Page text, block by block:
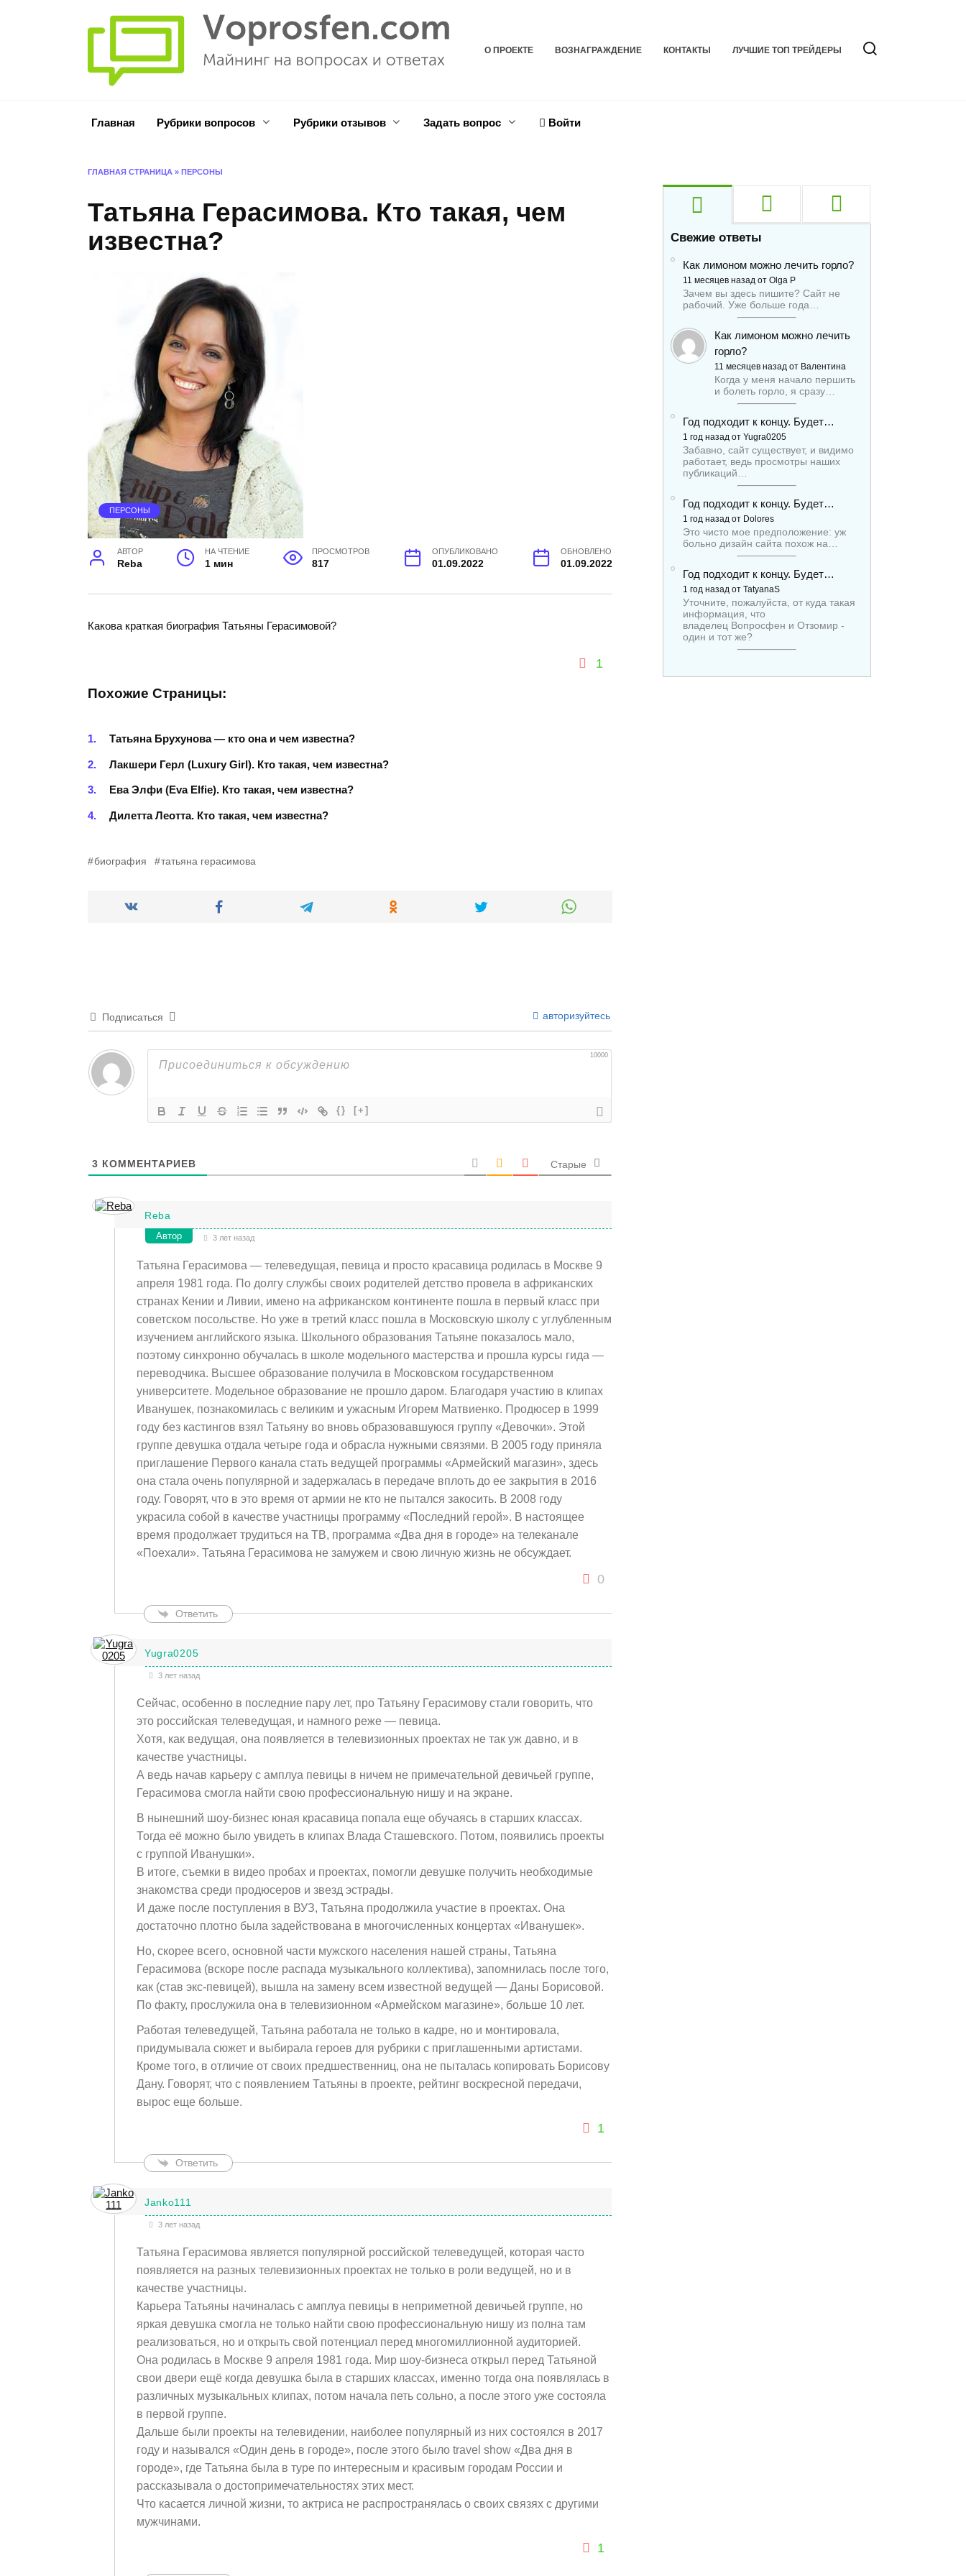
О ПРОЕКТЕ ВОЗНАГРАЖДЕНИЕ КОНТАКТЫ ЛУЧШИЕ ТОП ТРЕЙДЕРЫ
Главная Рубрики вопросов Рубрики отзывов Задать вопрос Войти
ГЛАВНАЯ СТРАНИЦА » ПЕРСОНЫ
Татьяна Герасимова. Кто такая, чем
известна?
ПЕРСОНЫ
АВТОР
Reba
НА ЧТЕНИЕ
1 мин
ПРОСМОТРОВ
817
ОПУБЛИКОВАНО
01.09.2022
ОБНОВЛЕНО
01.09.2022
Какова краткая биография Татьяны Герасимовой?
1
Похожие Страницы:
Татьяна Брухунова — кто она и чем известна?
Лакшери Герл (Luxury Girl). Кто такая, чем известна?
Ева Элфи (Eva Elfie). Кто такая, чем известна?
Дилетта Леотта. Кто такая, чем известна?
биография татьяна герасимова
Подписаться авторизуйтесь
10000
{} [+]
3 КОММЕНТАРИЕВ Старые
Reba
Автор 3 лет назад
Татьяна Герасимова — телеведущая, певица и просто красавица родилась в Москве 9
апреля 1981 года. По долгу службы своих родителей детство провела в африканских
странах Кении и Ливии, имено на африканском континенте пошла в первый класс при
советском посольстве. Но уже в третий класс пошла в Московскую школу с углубленным
изучением английского языка. Школьного образования Татьяне показалось мало,
поэтому синхронно обучалась в школе модельного мастерства и прошла курсы гида —
переводчика. Высшее образование получила в Московском государственном
университете. Модельное образование не прошло даром. Благодаря участию в клипах
Иванушек, познакомилась с великим и ужасным Игорем Матвиенко. Продюсер в 1999
году без кастингов взял Татьяну во вновь образовавшуюся группу «Девочки». Этой
группе девушка отдала четыре года и обрасла нужными связями. В 2005 году приняла
приглашение Первого канала стать ведущей программы «Армейский магазин», здесь
она стала очень популярной и задержалась в передаче вплоть до ее закрытия в 2016
году. Говорят, что в это время от армии не кто не пытался закосить. В 2008 году
украсила собой в качестве участницы программу «Последний герой». В настоящее
время продолжает трудиться на ТВ, программа «Два дня в городе» на телеканале
«Поехали». Татьяна Герасимова не замужем и свою личную жизнь не обсуждает.
0
Ответить
Yugra0205
3 лет назад
Сейчас, особенно в последние пару лет, про Татьяну Герасимову стали говорить, что
это российская телеведущая, и намного реже — певица.
Хотя, как ведущая, она появляется в телевизионных проектах не так уж давно, и в
качестве участницы.
А ведь начав карьеру с амплуа певицы в ничем не примечательной девичьей группе,
Герасимова смогла найти свою профессиональную нишу и на экране.
В нынешний шоу-бизнес юная красавица попала еще обучаясь в старших классах.
Тогда её можно было увидеть в клипах Влада Сташевского. Потом, появились проекты
с группой Иванушки».
В итоге, съемки в видео пробах и проектах, помогли девушке получить необходимые
знакомства среди продюсеров и звезд эстрады.
И даже после поступления в ВУЗ, Татьяна продолжила участие в проектах. Она
достаточно плотно была задействована в многочисленных концертах «Иванушек».
Но, скорее всего, основной части мужского населения нашей страны, Татьяна
Герасимова (вскоре после распада музыкального коллектива), запомнилась после того,
как (став экс-певицей), вышла на замену всем известной ведущей — Даны Борисовой.
По факту, прослужила она в телевизионном «Армейском магазине», больше 10 лет.
Работая телеведущей, Татьяна работала не только в кадре, но и монтировала,
придумывала сюжет и выбирала героев для рубрики с приглашенными артистами.
Кроме того, в отличие от своих предшественниц, она не пыталась копировать Борисову
Дану. Говорят, что с появлением Татьяны в проекте, рейтинг воскресной передачи,
вырос еще больше.
1
Ответить
Janko111
3 лет назад
Татьяна Герасимова является популярной российской телеведущей, которая часто
появляется на разных телевизионных проектах не только в роли ведущей, но и в
качестве участницы.
Карьера Татьяны начиналась с амплуа певицы в неприметной девичьей группе, но
яркая девушка смогла не только найти свою профессиональную нишу из полна там
реализоваться, но и открыть свой потенциал перед многомиллионной аудиторией.
Она родилась в Москве 9 апреля 1981 года. Мир шоу-бизнеса открыл перед Татьяной
свои двери ещё когда девушка была в старших классах, именно тогда она появлялась в
различных музыкальных клипах, потом начала петь сольно, а после этого уже состояла
в первой группе.
Дальше были проекты на телевидении, наиболее популярный из них состоялся в 2017
году и назывался «Один день в городе», после этого было travel show «Два дня в
городе», где Татьяна была в туре по интересным и красивым городам России и
рассказывала о достопримечательностях этих мест.
Что касается личной жизни, то актриса не распространялась о своих связях с другими
мужчинами.
1
Свежие ответы
Как лимоном можно лечить горло?
11 месяцев назад от Olga P
Зачем вы здесь пишите? Сайт не
рабочий. Уже больше года…
Как лимоном можно лечить
горло?
11 месяцев назад от Валентина
Когда у меня начало першить
и болеть горло, я сразу…
Год подходит к концу. Будет…
1 год назад от Yugra0205
Забавно, сайт существует, и видимо
работает, ведь просмотры наших
публикаций…
Год подходит к концу. Будет…
1 год назад от Dolores
Это чисто мое предположение: уж
больно дизайн сайта похож на…
Год подходит к концу. Будет…
1 год назад от TatyanaS
Уточните, пожалуйста, от куда такая
информация, что
владелец Вопросфен и Отзомир -
один и тот же?